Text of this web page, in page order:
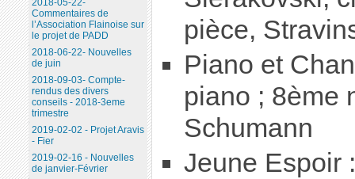
pièce,
Piano et
piano ; 8ème
Schumann
Jeune Espoir
2018-05-22-
Commentaires de
l’Association Flainoise sur
le projet de PADD
2018-06-22- Nouvelles
de juin
2018-09-03- Compte-
rendus des divers
conseils - 2018-3eme
trimestre
2019-02-02 - Projet Aravis
- Fier
2019-02-16 - Nouvelles
de janvier-Février